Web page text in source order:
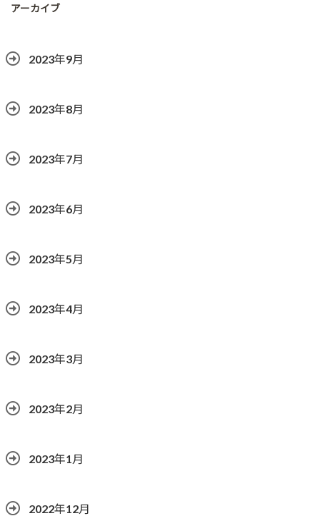
アーカイブ
2023年9月
2023年8月
2023年7月
2023年6月
2023年5月
2023年4月
2023年3月
2023年2月
2023年1月
2022年12月